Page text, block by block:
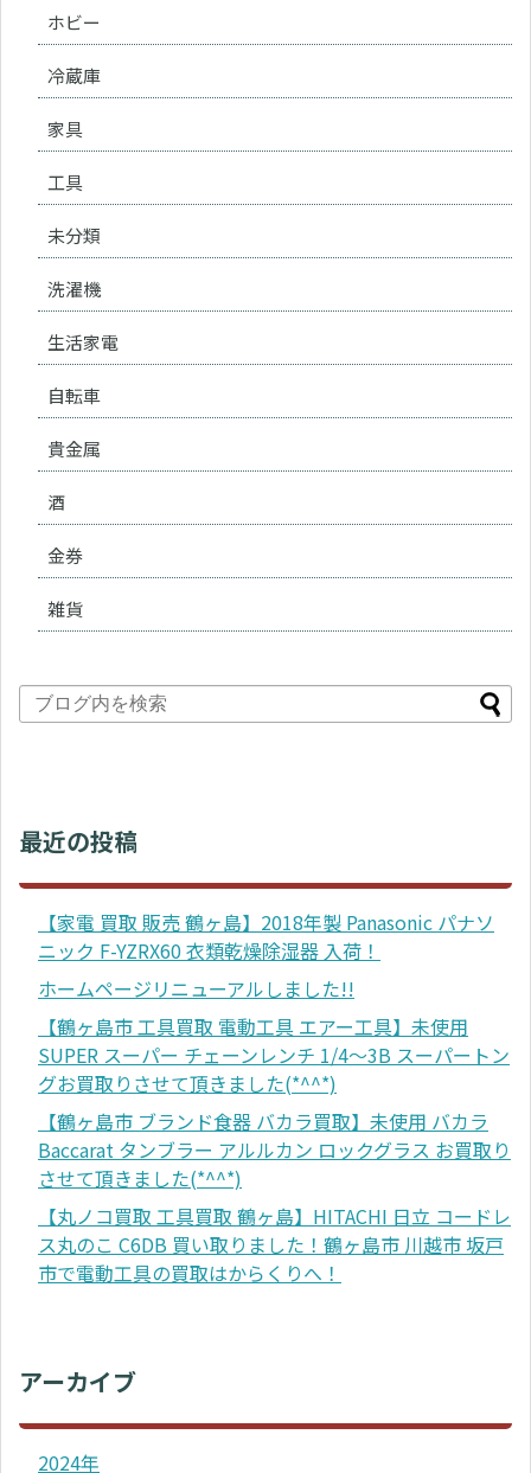
ホビー
冷蔵庫
家具
工具
未分類
洗濯機
生活家電
自転車
貴金属
酒
金券
雑貨
最近の投稿
【家電 買取 販売 鶴ヶ島】2018年製 Panasonic パナソ
ニック F-YZRX60 衣類乾燥除湿器 入荷！
ホームページリニューアルしました!!
【鶴ヶ島市 工具買取 電動工具 エアー工具】未使用
SUPER スーパー チェーンレンチ 1/4～3B スーパートン
グお買取りさせて頂きました(*^^*)
【鶴ヶ島市 ブランド食器 バカラ買取】未使用 バカラ
Baccarat タンブラー アルルカン ロックグラス お買取り
させて頂きました(*^^*)
【丸ノコ買取 工具買取 鶴ヶ島】HITACHI 日立 コードレ
ス丸のこ C6DB 買い取りました！鶴ヶ島市 川越市 坂戸
市で電動工具の買取はからくりへ！
アーカイブ
2024年